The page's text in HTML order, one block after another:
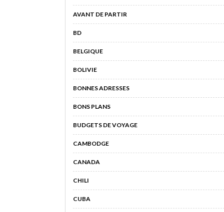
AVANT DE PARTIR
BD
BELGIQUE
BOLIVIE
BONNES ADRESSES
BONS PLANS
BUDGETS DE VOYAGE
CAMBODGE
CANADA
CHILI
CUBA